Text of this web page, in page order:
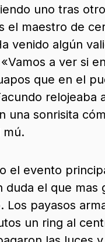
uno tras
el maestro de
venido algún
a ver si
que en el
relojeaba
una sonrisita
mú.
el evento
duda el que mas
Los payasos
un ring al